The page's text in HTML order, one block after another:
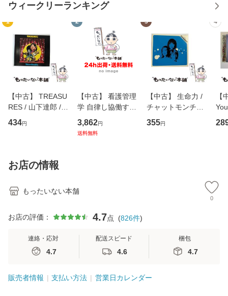
ウィークリーランキング
1
【中古】 TREASU
RES / 山下達郎 /
イーストウエス
ト・ジャパン [CD]
434円
2
【中古】 看護管理
学 自律し協働する
専門職の看護マネ
ジメントスキル 改
3,862円
送料無料
3
【中古】 生命力 /
チャットモンチー /
キューンレコード
[CD]【メール便送
355円
4
【
のが
お店の情報
もったいない本舗
0
お店の評価： 4.7点 (826件)
連絡・応対
4.7
配送スピード
4.6
梱包
4.7
販売者情報 支払い方法 営業日カレンダー